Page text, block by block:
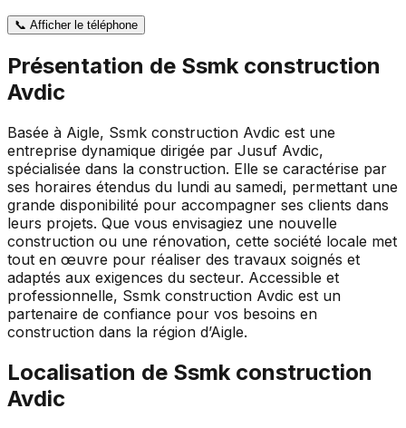
📞 Afficher le téléphone
Présentation de Ssmk construction
Avdic
Basée à Aigle, Ssmk construction Avdic est une
entreprise dynamique dirigée par Jusuf Avdic,
spécialisée dans la construction. Elle se caractérise par
ses horaires étendus du lundi au samedi, permettant une
grande disponibilité pour accompagner ses clients dans
leurs projets. Que vous envisagiez une nouvelle
construction ou une rénovation, cette société locale met
tout en œuvre pour réaliser des travaux soignés et
adaptés aux exigences du secteur. Accessible et
professionnelle, Ssmk construction Avdic est un
partenaire de confiance pour vos besoins en
construction dans la région d’Aigle.
Localisation de Ssmk construction
Avdic